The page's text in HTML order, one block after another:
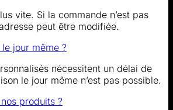
vite. Si la commande n’est pas
peut être modifiée.
jour même ?
nécessitent un délai de
le jour même n’est pas possible.
produits ?